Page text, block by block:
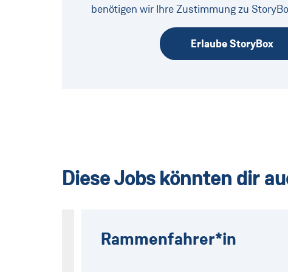
benötigen wir Ihre Zustimmung zu
Erlaube StoryBox
Diese Jobs könnten dir
Rammenfahrer*in